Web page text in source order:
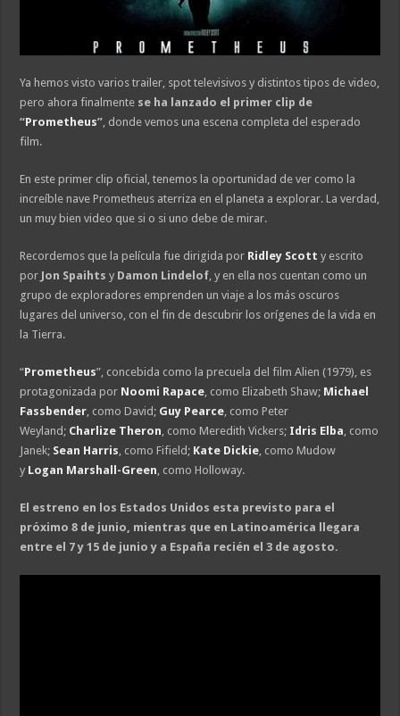
Ya hemos visto varios trailer, spot televisivos y distintos tipos de video,
pero ahora finalmente se ha lanzado el primer clip de
“Prometheus” , donde vemos una escena completa del esperado
film.
En este primer clip oficial, tenemos la oportunidad de ver como la
increíble nave Prometheus aterriza en el planeta a explorar. La verdad,
un muy bien video que si o si uno debe de mirar.
Recordemos que la película fue dirigida por Ridley Scott y escrito
por Jon Spaihts y Damon Lindelof , y en ella nos cuentan como un
grupo de exploradores emprenden un viaje a los más oscuros
lugares del universo, con el fin de descubrir los orígenes de la vida en
la Tierra.
“Prometheus”, concebida como la precuela del film Alien (1979), es
protagonizada por Noomi Rapace , como Elizabeth Shaw; Michael
Fassbender , como David; Guy Pearce , como Peter
Weyland; Charlize Theron , como Meredith Vickers; Idris Elba , como
Janek; Sean Harris , como Fifield; Kate Dickie , como Mudow
y Logan Marshall-Green , como Holloway.
El estreno en los Estados Unidos esta previsto para el
próximo 8 de junio, mientras que en Latinoamérica llegara
entre el 7 y 15 de junio y a España recién el 3 de agosto.